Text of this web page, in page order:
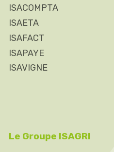
ISACOMPTA
ISAETA
ISAFACT
ISAPAYE
ISAVIGNE
Le Groupe ISAGRI